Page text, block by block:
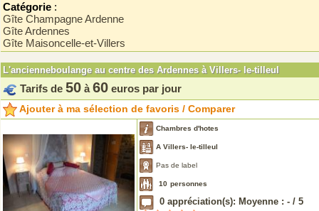
Catégorie :
Gîte Champagne Ardenne
Gîte Ardennes
Gîte Maisoncelle-et-Villers
L'ancienneboulange au centre des Ardennes à Villers- le-tilleul
Tarifs de 50 à 60 euros par jour
Ajouter à ma sélection de favoris / Comparer
Chambres d'hotes
A Villers- le-tilleul
Pas de label
10 personnes
0 appréciation(s): Moyenne : - / 5